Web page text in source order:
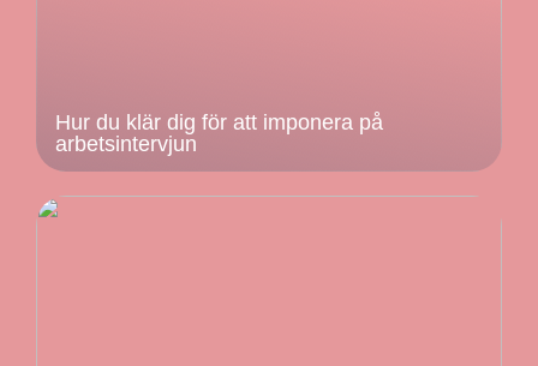
Hur du klär dig för att imponera på
arbetsintervjun